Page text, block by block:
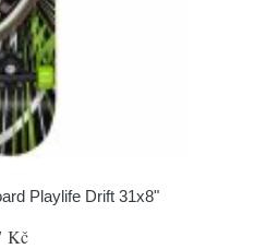
Playlife Drift 31x8"
Kč